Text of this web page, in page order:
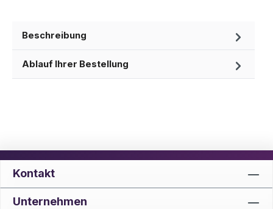
Beschreibung
Ablauf Ihrer Bestellung
Kontakt
Unternehmen